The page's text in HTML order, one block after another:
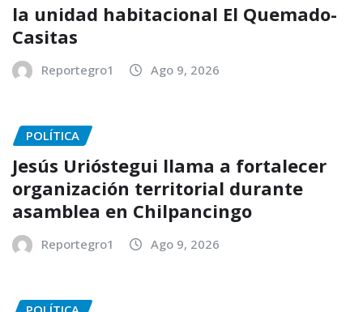
la unidad habitacional El Quemado-
Casitas
Reportegro1 Ago 9, 2026
POLÍTICA
Jesús Urióstegui llama a fortalecer
organización territorial durante
asamblea en Chilpancingo
Reportegro1 Ago 9, 2026